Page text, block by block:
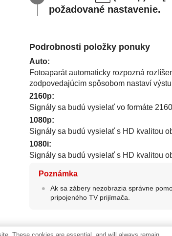
požadované nastavenie.
Podrobnosti položky ponuky
Auto:
Fotoaparát automaticky rozpozná
zodpovedajúcim spôsobom nastaví
2160p:
Signály sa budú vysielať vo formáte
1080p:
Signály sa budú vysielať s HD kvalitou
1080i:
Signály sa budú vysielať s HD kvalitou
Poznámka
Ak sa zábery nezobrazia správne
pripojeného TV prijímača.